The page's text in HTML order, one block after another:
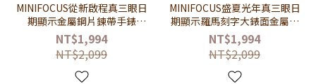
MINIFOCUS從新啟程真三眼日
期顯示金屬鋼片鍊帶手錶
【WMF0282】-藍面藍帶
NT$1,994
NT$2,099
MINIFOCUS盛夏光年真三眼日
期顯示羅馬刻字大錶面金屬米
蘭鍊帶手錶【WMF0236】-黑
面黑帶
NT$1,994
NT$2,099